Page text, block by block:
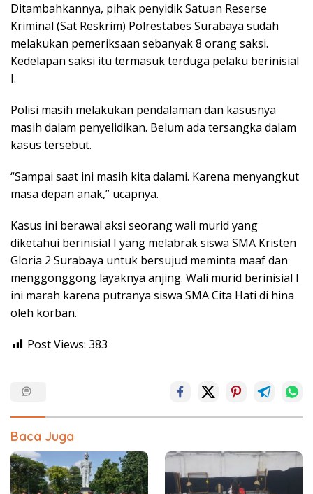
Ditambahkannya, pihak penyidik Satuan Reserse
Kriminal (Sat Reskrim) Polrestabes Surabaya sudah
melakukan pemeriksaan sebanyak 8 orang saksi.
Kedelapan saksi itu termasuk terduga pelaku berinisial
I.
Polisi masih melakukan pendalaman dan kasusnya
masih dalam penyelidikan. Belum ada tersangka dalam
kasus tersebut.
“Sampai saat ini masih kita dalami. Karena menyangkut
masa depan anak,” ucapnya.
Kasus ini berawal aksi seorang wali murid yang
diketahui berinisial I yang melabrak siswa SMA Kristen
Gloria 2 Surabaya untuk bersujud meminta maaf dan
menggonggong layaknya anjing. Wali murid berinisial I
ini marah karena putranya siswa SMA Cita Hati di hina
oleh korban.
Post Views: 383
Baca Juga